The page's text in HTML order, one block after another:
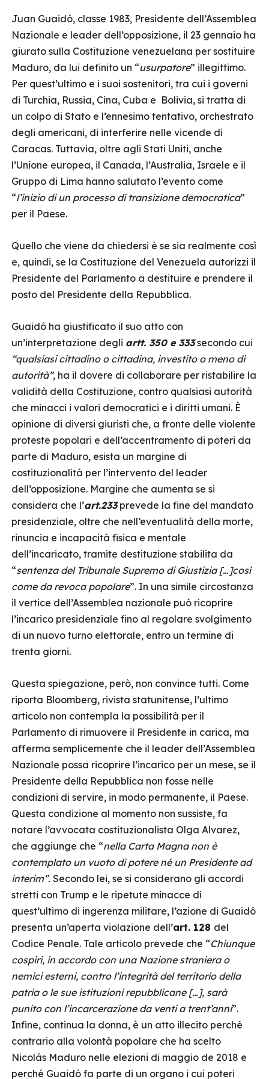
Juan Guaidó, classe 1983, Presidente dell’Assemblea
Nazionale e leader dell’opposizione, il 23 gennaio ha
giurato sulla Costituzione venezuelana per sostituire
Maduro, da lui definito un “usurpatore” illegittimo.
Per quest’ultimo e i suoi sostenitori, tra cui i governi
di Turchia, Russia, Cina, Cuba e Bolivia, si tratta di
un colpo di Stato e l’ennesimo tentativo, orchestrato
degli americani, di interferire nelle vicende di
Caracas. Tuttavia, oltre agli Stati Uniti, anche
l’Unione europea, il Canada, l’Australia, Israele e il
Gruppo di Lima hanno salutato l’evento come
“l’inizio di un processo di transizione democratica”
per il Paese.
Quello che viene da chiedersi è se sia realmente così
e, quindi, se la Costituzione del Venezuela autorizzi il
Presidente del Parlamento a destituire e prendere il
posto del Presidente della Repubblica.
Guaidó ha giustificato il suo atto con
un’interpretazione degli artt. 350 e 333secondo cui
“qualsiasi cittadino o cittadina, investito o meno di
autorità”, ha il dovere di collaborare per ristabilire la
validità della Costituzione, contro qualsiasi autorità
che minacci i valori democratici e i diritti umani. È
opinione di diversi giuristi che, a fronte delle violente
proteste popolari e dell’accentramento di poteri da
parte di Maduro, esista un margine di
costituzionalità per l’intervento del leader
dell’opposizione. Margine che aumenta se si
considera che l’art.233prevede la fine del mandato
presidenziale, oltre che nell’eventualità della morte,
rinuncia e incapacità fisica e mentale
dell’incaricato, tramite destituzione stabilita da
“sentenza del Tribunale Supremo di Giustizia […]così
come da revoca popolare”. In una simile circostanza
il vertice dell’Assemblea nazionale può ricoprire
l’incarico presidenziale fino al regolare svolgimento
di un nuovo turno elettorale, entro un termine di
trenta giorni.
Questa spiegazione, però, non convince tutti. Come
riporta Bloomberg, rivista statunitense, l’ultimo
articolo non contempla la possibilità per il
Parlamento di rimuovere il Presidente in carica, ma
afferma semplicemente che il leader dell’Assemblea
Nazionale possa ricoprire l’incarico per un mese, se il
Presidente della Repubblica non fosse nelle
condizioni di servire, in modo permanente, il Paese.
Questa condizione al momento non sussiste, fa
notare l’avvocata costituzionalista Olga Alvarez,
che aggiunge che “nella Carta Magna non è
contemplato un vuoto di potere né un Presidente ad
interim”. Secondo lei, se si considerano gli accordi
stretti con Trump e le ripetute minacce di
quest’ultimo di ingerenza militare, l’azione di Guaidó
presenta un’aperta violazione dell’art. 128 del
Codice Penale. Tale articolo prevede che “Chiunque
cospiri, in accordo con una Nazione straniera o
nemici esterni, contro l’integrità del territorio della
patria o le sue istituzioni repubblicane […], sarà
punito con l’incarcerazione da venti a trent’anni”.
Infine, continua la donna, è un atto illecito perché
contrario alla volontà popolare che ha scelto
Nicolás Maduro nelle elezioni di maggio de 2018 e
perché Guaidó fa parte di un organo i cui poteri